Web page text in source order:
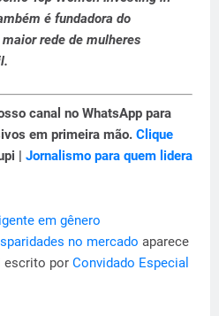
é fundadora do
rede de mulheres
canal no WhatsApp para
em primeira mão. Clique
| Jornalismo para quem lidera
em gênero
no mercado aparece
escrito por Convidado Especial